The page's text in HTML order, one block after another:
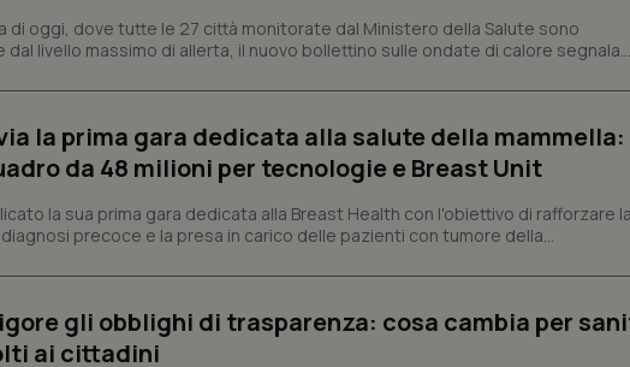
di oggi, dove tutte le 27 città monitorate dal Ministero della Salute sono
livello massimo di allerta, il nuovo bollettino sulle ondate di calore segnala...
la prima gara dedicata alla salute della mammella:
da 48 milioni per tecnologie e Breast Unit
la sua prima gara dedicata alla Breast Health con l'obiettivo di rafforzare la
precoce e la presa in carico delle pazienti con tumore della...
gli obblighi di trasparenza: cosa cambia per
ai cittadini
preferenze siano onorate nelle
CookieScript
5 mesi 3
Questo cookie viene utilizzato
sui cookie dei visitatori. È
sites-ironfish-
enable
www.quotidianosanita.it
settimane
Questo cookie è impostato
abilitare il sistema di tracking
sites-ironfish-
id
www.quotidianosanita.it
4
settimane
Questo cookie è impostato
assegnare un identificatore
.quotidianosanita.it
Universal Analytics, che è un
significativo del servizio di